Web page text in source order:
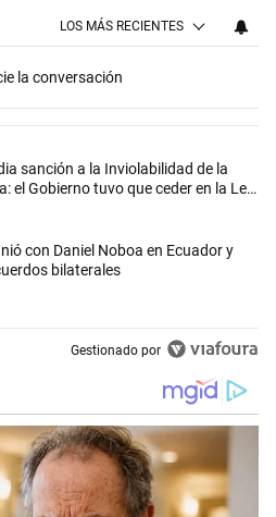
LOS MÁS RECIENTES
la conversación
con más comentarios en los
título "El Senado dio media sanción a
sanción a la Inviolabilidad de la
el Gobierno tuvo que ceder en la Ley
título "Javier Milei se reunió con
con Daniel Noboa en Ecuador y
bilaterales
Gestionado por